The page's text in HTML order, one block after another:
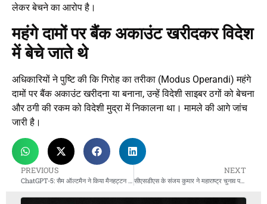
लेकर बेचने का आरोप है।
महंगे दामों पर बैंक अकाउंट खरीदकर विदेश
में बेचे जाते थे
अधिकारियों ने पुष्टि की कि गिरोह का तरीका (Modus Operandi) महंगे
दामों पर बैंक अकाउंट खरीदना या बनाना, उन्हें विदेशी साइबर ठगों को बेचना
और ठगी की रकम को विदेशी मुद्रा में निकालना था। मामले की आगे जांच
जारी है।
PREVIOUS
ChatGPT-5: सैम ऑल्टमैन ने किया मैनहट्टन प्रोजेक्ट से तुलना
NEXT
सीएसडीएस के संजय कुमार ने महाराष्ट्र चुनाव पर गलत आंकड़ों के लिए मांगी माफी